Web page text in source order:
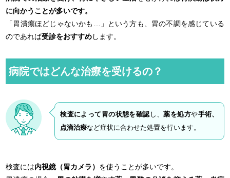
に向かうことが多いです。
「胃潰瘍ほどじゃないかも…」という方も、胃の不調を感じている
のであれば受診をおすすめします。
病院ではどんな治療を受けるの？
検査によって胃の状態を確認 し、薬を処方や手術、
点滴治療など症状に合わせた処置を行います。
検査には内視鏡（胃カメラ） を使うことが多いです。